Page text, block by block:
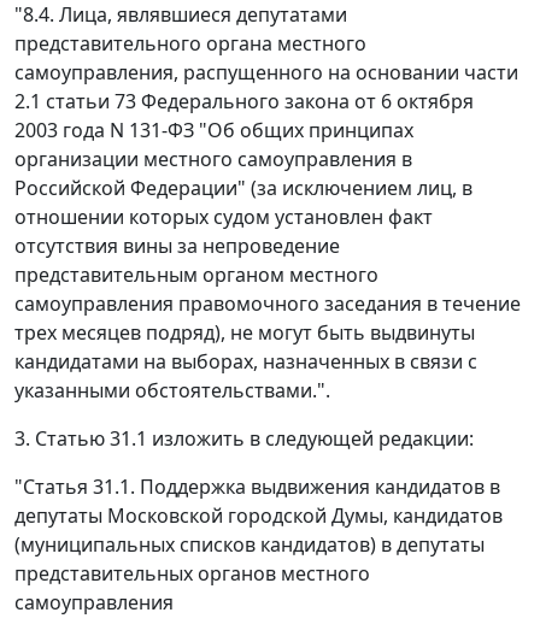
"8.4. Лица, являвшиеся депутатами
представительного органа местного
самоуправления, распущенного на основании части
2.1 статьи 73 Федерального закона от 6 октября
2003 года N 131-ФЗ "Об общих принципах
организации местного самоуправления в
Российской Федерации" (за исключением лиц, в
отношении которых судом установлен факт
отсутствия вины за непроведение
представительным органом местного
самоуправления правомочного заседания в течение
трех месяцев подряд), не могут быть выдвинуты
кандидатами на выборах, назначенных в связи с
указанными обстоятельствами.".
3. Статью 31.1 изложить в следующей редакции:
"Статья 31.1. Поддержка выдвижения кандидатов в
депутаты Московской городской Думы, кандидатов
(муниципальных списков кандидатов) в депутаты
представительных органов местного
самоуправления